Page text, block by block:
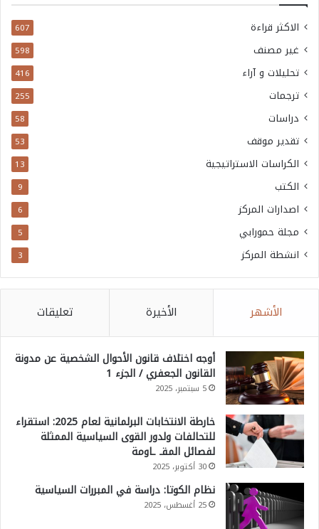
الاكثر قراءة 607
غير مصنف 598
تحليلات و آراء 416
ترجمات 255
دراسات 58
تقدير موقف 53
الكراسات الاستراتيجية 13
الكتب 9
اصدارات المركز 6
مجلة حمورابي 5
انشطة المركز 3
الأشهر الأخيرة تعليقات
أوجه اختلاف قانون الأحوال الشخصية عن مدونة
القانون الجعفري / الجزء 1
5 سبتمبر، 2025
خارطة الانتخابات البرلمانية لعام 2025: استقراء
للتحالفات ولدور القوى السياسية الممثلة
لفصائل المقـ ـاومة
30 أكتوبر، 2025
نظام الكوتا: دراسة في المبررات السياسية
25 أغسطس، 2025